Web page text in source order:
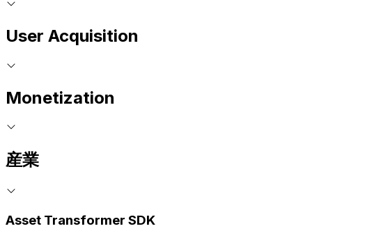
User Acquisition
Monetization
産業
Asset Transformer SDK